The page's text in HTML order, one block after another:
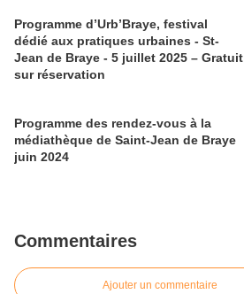
Programme d’Urb’Braye, festival
dédié aux pratiques urbaines - St-
Jean de Braye - 5 juillet 2025 – Gratuit
sur réservation
Programme des rendez-vous à la
médiathèque de Saint-Jean de Braye
juin 2024
Commentaires
Ajouter un commentaire